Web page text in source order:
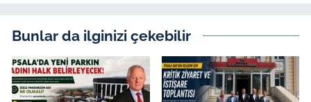
Bunlar da ilginizi çekebilir